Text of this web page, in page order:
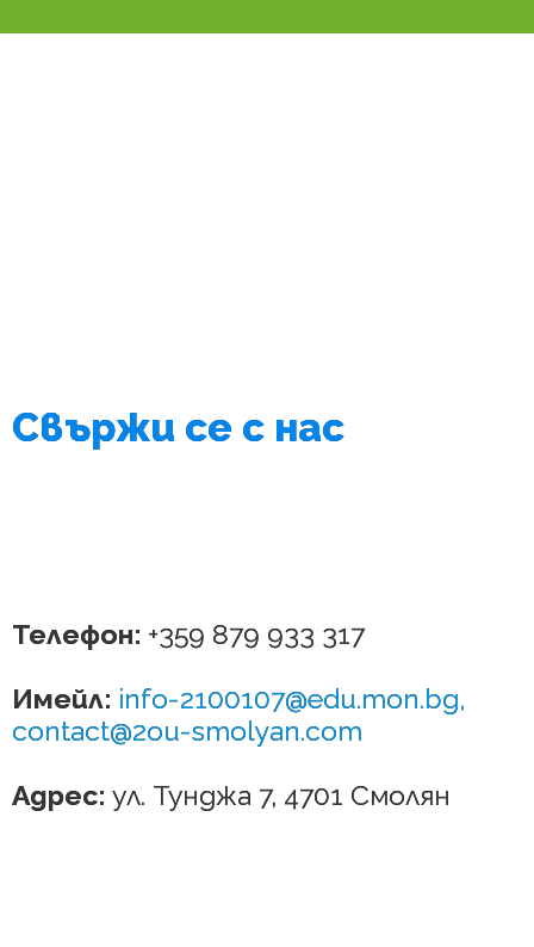
Свържи се с нас
Телефон: +359 879 933 317
Имейл: info-2100107@edu.mon.bg,
contact@2ou-smolyan.com
Адрес: ул. Тунджа 7, 4701 Смолян